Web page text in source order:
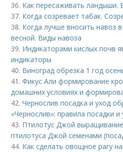
36. Как пересаживать ландыши.
37. Когда созревает табак.
38. Когда лучше вносить навоз
весной. Виды навоза
39. Индикаторами кислых почв
индикаторы
40. Виноград обрезка 1 год
41.Фикус Али формирование
домашних условиях и
42.Чернослив посадка и уход
«Чернослив»: правила посадки и
43. Птилотус Джой
птилотуса Джой семенами
44. Как сделать овощное рагу